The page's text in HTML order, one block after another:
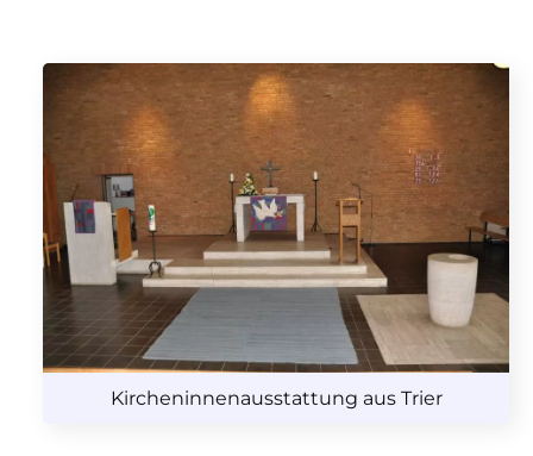
Kircheninnenausstattung aus Trier